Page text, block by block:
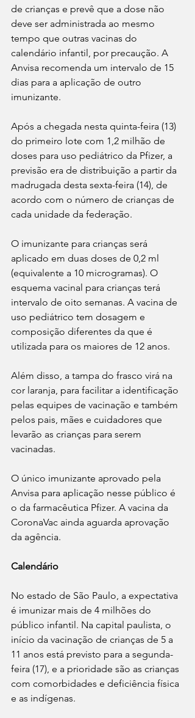
de crianças e prevê que a dose não
deve ser administrada ao mesmo
tempo que outras vacinas do
calendário infantil, por precaução. A
Anvisa recomenda um intervalo de 15
dias para a aplicação de outro
imunizante.
Após a chegada nesta quinta-feira (13)
do primeiro lote com 1,2 milhão de
doses para uso pediátrico da Pfizer, a
previsão era de distribuição a partir da
madrugada desta sexta-feira (14), de
acordo com o número de crianças de
cada unidade da federação.
O imunizante para crianças será
aplicado em duas doses de 0,2 ml
(equivalente a 10 microgramas). O
esquema vacinal para crianças terá
intervalo de oito semanas. A vacina de
uso pediátrico tem dosagem e
composição diferentes da que é
utilizada para os maiores de 12 anos.
Além disso, a tampa do frasco virá na
cor laranja, para facilitar a identificação
pelas equipes de vacinação e também
pelos pais, mães e cuidadores que
levarão as crianças para serem
vacinadas.
O único imunizante aprovado pela
Anvisa para aplicação nesse público é
o da farmacêutica Pfizer. A vacina da
CoronaVac ainda aguarda aprovação
da agência.
Calendário
No estado de São Paulo, a expectativa
é imunizar mais de 4 milhões do
público infantil. Na capital paulista, o
início da vacinação de crianças de 5 a
11 anos está previsto para a segunda-
feira (17), e a prioridade são as crianças
com comorbidades e deficiência física
e as indígenas.